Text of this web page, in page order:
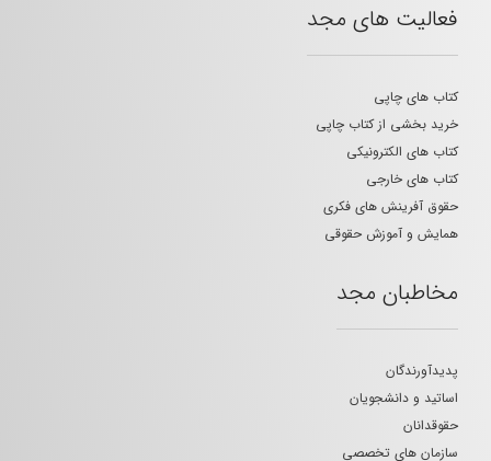
فعالیت های مجد
کتاب های چاپی
خرید بخشی از کتاب چاپی
کتاب های الکترونیکی
کتاب های خارجی
حقوق آفرینش های فکری
همایش و آموزش حقوقی
مخاطبان مجد
پدیدآورندگان
اساتید و دانشجویان
حقوقدانان
سازمان های تخصصی